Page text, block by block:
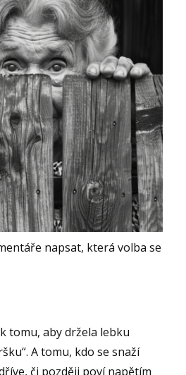
napsat, která volba se
tomu, aby držela lebku
A tomu, kdo se snaží
či později poví napětím